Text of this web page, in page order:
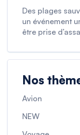
Des plages
un événement
être prise
Nos
Avion
NEW